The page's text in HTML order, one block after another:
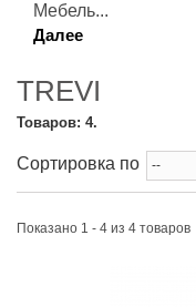
Мебель...
Далее
TREVI
Товаров: 4.
Сортировка по --
Показано 1 - 4 из 4 товаров